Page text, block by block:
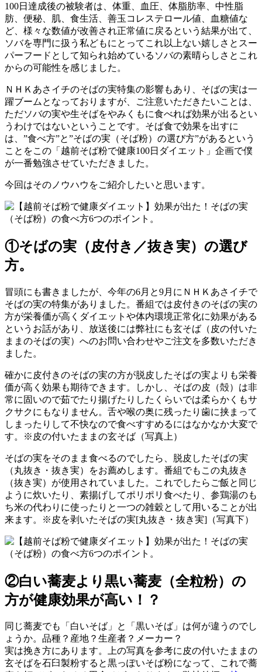
100日達成後の被験者は、体重、血圧、体脂肪率、中性脂
肪、便秘、肌、食生活、善玉コレステロール値、血糖値な
ど、様々な数値が改善され正常値に戻るという結果が出て、
ソバを専門に扱う私どもにとってこれ以上ない嬉しさとスー
パーフードとして知られ始めているソバの素晴らしさとこれ
からの可能性を感じました。
ＮＨＫあさイチのそばの実特集の影響もあり、そばの実は一
躍ブームとなっておりますが、ご注意いただきたいことは、
ただソバの実や生そばをやみくもに食べれば効果が出るとい
うわけではないということです。そば食で効果を出すに
は、”食べ方”と”そばの実（そば粉）の選び方”があるという
ことをこの「越前そば粉で健康100日ダイエット」企画で僕
が一番勉強させていただきました。
今回はそのノウハウをご紹介したいと思います。
①そばの実（皮付き／抜き実）の選び
方。
冒頭にも書きましたが、今年の6月と9月にＮＨＫあさイチで
そばの実の特集がありました。番組では皮付きのそばの実の
方が栄養価が高くダイエットや体内環境正常化に効果がある
というお話があり、放送後には弊社にも玄そば（皮の付いた
ままのそばの実）へのお問い合わせやご注文を多数いただき
ました。
確かに皮付きのそばの実の方が脱皮したそばの実よりも栄養
価が高く効果も期待できます。しかし、そばの皮（殻）は非
常に固いので茹でたり揚げたりしたくらいでは柔らかくもサ
クサクにもなりません。舌や喉の奥に残ったり歯に挟まって
しまったりして不快なので食べすすめるにはなかなか大変で
す。※皮の付いたままの玄そば（写真上）
そばの実をそのまま食べるのでしたら、脱皮したそばの実
（丸抜き・抜き実）をお薦めします。番組でもこの丸抜き
（抜き実）が使用されていました。これでしたらご飯と同じ
ように炊いたり、素揚げしてポリポリ食べたり、参鶏湯のも
ち米の代わりに使ったりと一つの雑穀として用いることが出
来ます。※皮を剥いたそばの実[丸抜き・抜き実]（写真下）
②白い蕎麦より黒い蕎麦（全粒粉）の
方が健康効果が高い！？
同じ蕎麦でも「白いそば」と「黒いそば」は何が違うのでし
ょうか。品種？産地？生産者？メーカー？
実は挽き方にあります。上の写真を参考に皮の付いたままの
玄そばを石臼製粉すると黒っぽいそば粉になって、これで蕎